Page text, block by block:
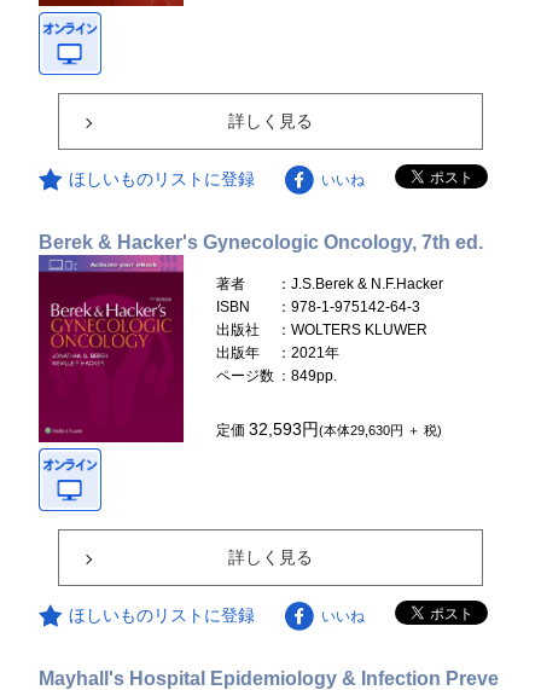
詳しく見る
ほしいものリストに登録 いいね
Berek & Hacker's Gynecologic Oncology, 7th ed.
著者
：J.S.Berek & N.F.Hacker
ISBN
：978-1-975142-64-3
出版社
：WOLTERS KLUWER
出版年
：2021年
ページ数 ：849pp.
定価32,593円(本体29,630円 ＋ 税)
詳しく見る
ほしいものリストに登録 いいね
Mayhall's Hospital Epidemiology & Infection Preve